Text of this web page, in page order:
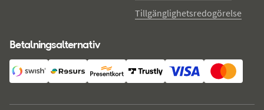
Tillgänglighetsredogörelse
Betalningsalternativ